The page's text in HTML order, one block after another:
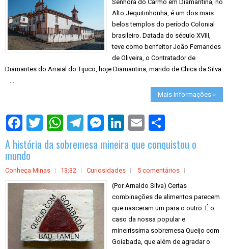
Senhora do Carmo em Diamantina, no
Alto Jequitinhonha, é um dos mais
belos templos do período Colonial
brasileiro. Datada do século XVIII,
teve como benfeitor João Fernandes
de Oliveira, o Contratador de
Diamantes do Arraial do Tijuco, hoje Diamantina, marido de Chica da Silva.
...
Mais informações »
r
e
A história da sobremesa mineira que conquistou o
mundo
Conheça Minas 13:32 Curiosidades
5 comentários
(Por Arnaldo Silva) Certas
combinações de alimentos parecem
que nasceram um para o outro. É o
caso da nossa popular e
mineiríssima sobremesa Queijo com
Goiabada, que além de agradar o